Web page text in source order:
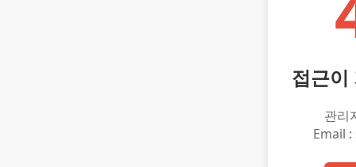
접근이
관리
Email